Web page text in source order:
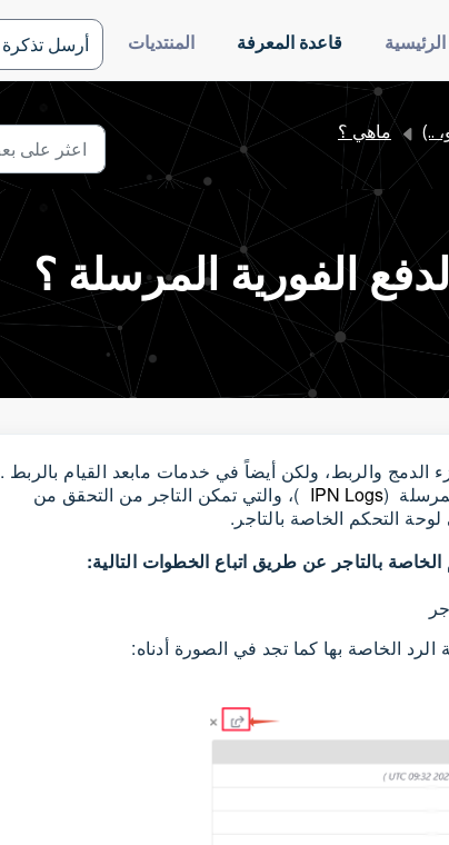
الرئيسية قاعدة المعرفة المنتديات أرسل تذكرة
..)
ماهي ؟
الفورية المرسلة ؟
والربط، ولكن أيضاً في خدمات مابعد القيام بالربط .
(
IPN Logs )، والتي تمكن التاجر من التحقق من
التحكم الخاصة بالتاجر.
بالتاجر عن طريق اتباع الخطوات التالية: